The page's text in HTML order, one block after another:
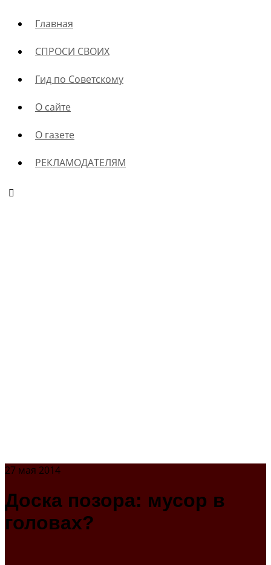
Главная
СПРОСИ СВОИХ
Гид по Советскому
О сайте
О газете
РЕКЛАМОДАТЕЛЯМ
27 мая 2014
Доска позора: мусор в
головах?